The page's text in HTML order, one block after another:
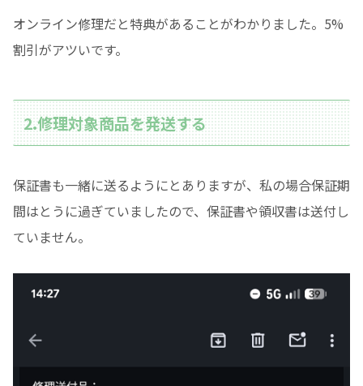
オンライン修理だと特典があることがわかりました。5%
割引がアツいです。
2.修理対象商品を発送する
保証書も一緒に送るようにとありますが、私の場合保証期
間はとうに過ぎていましたので、保証書や領収書は送付し
ていません。